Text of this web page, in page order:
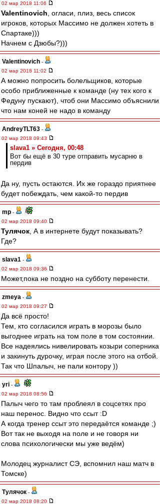
02 мар 2018 11:06
Valentinovich , огласи, плиз, весь список
игроков, которых Массимо не должен хотеть в
Спартаке)))
Начнем с Дзюбы?)))
Valentinovich -
02 мар 2018 11:02
А можно попросить болельщиков, которые
особо приближенные к команде (ну тех кого к
Федуну пускают), чтоб они Массимо объяснили
что нам коней не надо в команду
AndreyTLT63 -
02 мар 2018 09:43
slava1 » Сегодня, 00:48
Вот бы ещё в 30 туре отправить мусарню в
пердив
Да ну, пусть остаются. Их же гораздо приятнее
будет побеждать, чем какой-то пердив
mp -
02 мар 2018 09:40
Тулячок , А в интернете будут показывать?
Где?
slava1 -
02 мар 2018 09:36
Может,пока не поздно на субботу перенести.
zmeya -
02 мар 2018 09:27
Да всё просто!
Тем, кто согласился играть в морозы было
выгоднее играть на том поле в том состоянии.
Все надеялись нивелировать козыри соперника
и закинуть дурочку, играя после этого на отбой.
Так что Шпалыч, не пали контору ))
yri -
02 мар 2018 08:56
Палыч чего то там проблеял в соцсетях про
наш перенос. Видно что ссыт :D
А когда тренер ссыт это передаётся команде ;)
Вот так не выходя на поле и не говоря ни
слова психологически мы уже ведём)
Молодец журналист СЭ, вспомнил наш матч в
Томске)
Тулячок -
02 мар 2018 08:20